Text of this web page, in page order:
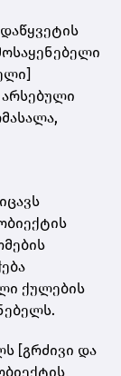
არსებული
ქულების
[გრძივი და